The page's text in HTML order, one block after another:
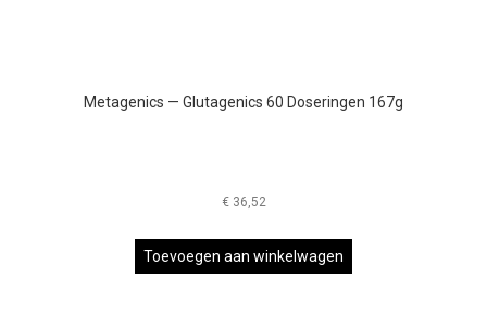
Metagenics — Glutagenics 60 Doseringen 167g
€36,52
Toevoegen aan winkelwagen